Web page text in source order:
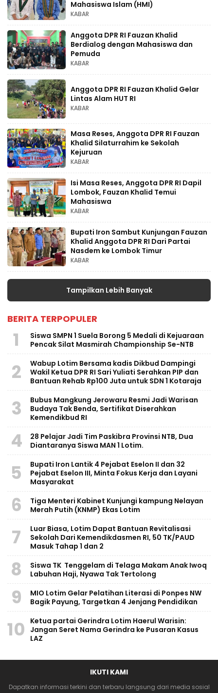
Mahasiswa Islam (HMI)
KABAR
Anggota DPR RI Fauzan Khalid
Berdialog dengan Mahasiswa dan
Pemuda
KABAR
Anggota DPR RI Fauzan Khalid Gelar
Lintas Alam HUT RI
KABAR
Masa Reses, Anggota DPR RI Fauzan
Khalid Silaturrahim ke Sekolah
Kejuruan
KABAR
Isi Masa Reses, Anggota DPR RI Dapil
Lombok, Fauzan Khalid Temui
Mahasiswa
KABAR
Bupati Iron Sambut Kunjungan Fauzan
Khalid Anggota DPR RI Dari Partai
Nasdem ke Lombok Timur
KABAR
Tampilkan Lebih Banyak
BERITA TERPOPULER
1
Siswa SMPN 1 Suela Borong 5 Medali di Kejuaraan
Pencak Silat Masmirah Championship Se-NTB
2
Wabup Lotim Bersama kadis Dikbud Dampingi
Wakil Ketua DPR RI Sari Yuliati Serahkan PIP dan
Bantuan Rehab Rp100 Juta untuk SDN 1 Kotaraja
3
Bubus Mangkung Jerowaru Resmi Jadi Warisan
Budaya Tak Benda, Sertifikat Diserahkan
Kemendikbud RI
4
28 Pelajar Jadi Tim Paskibra Provinsi NTB, Dua
Diantaranya Siswa MAN 1 Lotim.
5
Bupati Iron Lantik 4 Pejabat Eselon II dan 32
Pejabat Eselon III, Minta Fokus Kerja dan Layani
Masyarakat
6
Tiga Menteri Kabinet Kunjungi kampung Nelayan
Merah Putih (KNMP) Ekas Lotim
7
Luar Biasa, Lotim Dapat Bantuan Revitalisasi
Sekolah Dari Kemendikdasmen RI, 50 TK/PAUD
Masuk Tahap 1 dan 2
8
Siswa TK Tenggelam di Telaga Makam Anak Iwoq
Labuhan Haji, Nyawa Tak Tertolong
9
MIO Lotim Gelar Pelatihan Literasi di Ponpes NW
Bagik Payung, Targetkan 4 Jenjang Pendidikan
10
Ketua partai Gerindra Lotim Haerul Warisin:
Jangan Seret Nama Gerindra ke Pusaran Kasus
LAZ
IKUTI KAMI
Dapatkan informasi terkini dan terbaru langsung dari media sosial